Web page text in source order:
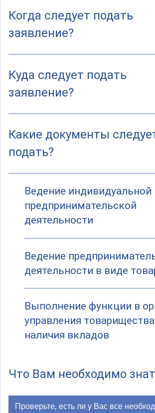
)
Когда следует подать
заявление?
Куда следует подать
заявление?
Какие документы
подать?
Ведение индивидуальной
предпринимательской
деятельности
Ведение
деятельности в виде
Выполнение функции в
управления
наличия вкладов
Что Вам необходимо
Проверьте, есть ли у Вас все